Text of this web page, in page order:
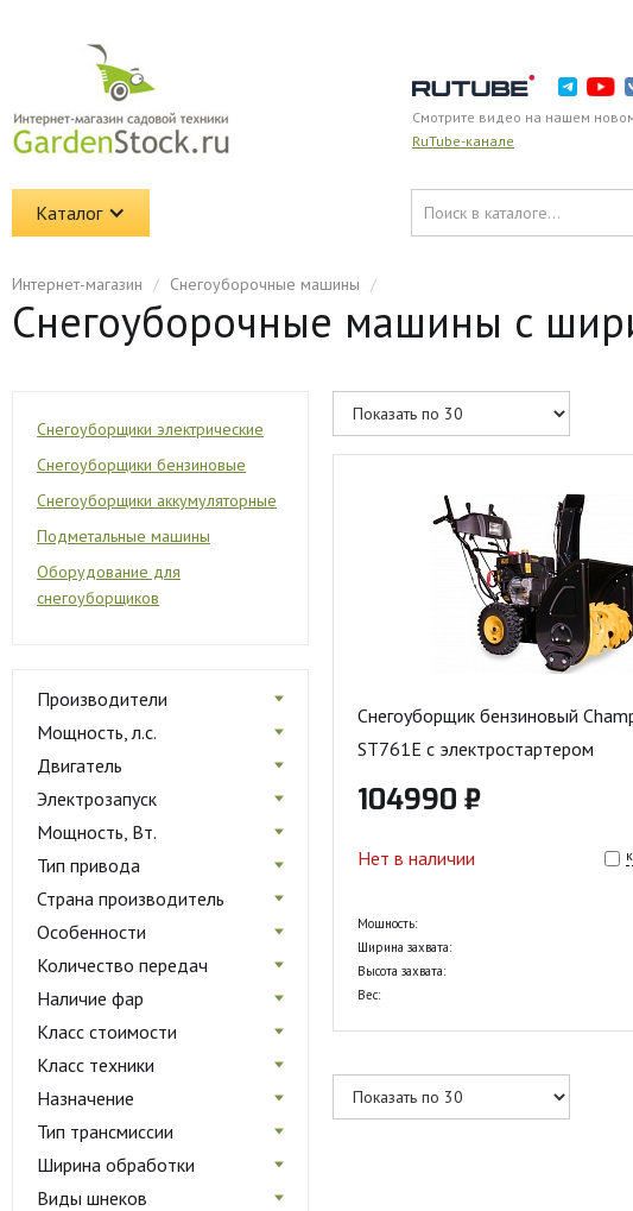
Смотрите видео на нашем
RuTube-канале
Каталог
Интернет-магазин / Снегоуборочные машины /
Снегоуборочные машины с
Снегоуборщики электрические
Снегоуборщики бензиновые
Снегоуборщики аккумуляторные
Подметальные машины
Оборудование для
снегоуборщиков
Производители
Мощность, л.с.
Двигатель
Электрозапуск
Мощность, Вт.
Тип привода
Страна производитель
Особенности
Количество передач
Наличие фар
Класс стоимости
Класс техники
Назначение
Тип трансмиссии
Ширина обработки
Виды шнеков
Снегоуборщик бензиновый
ST761E с электростартером
104990 ₽
Нет в наличии
Мощность:
Ширина захвата:
Высота захвата:
Вес: